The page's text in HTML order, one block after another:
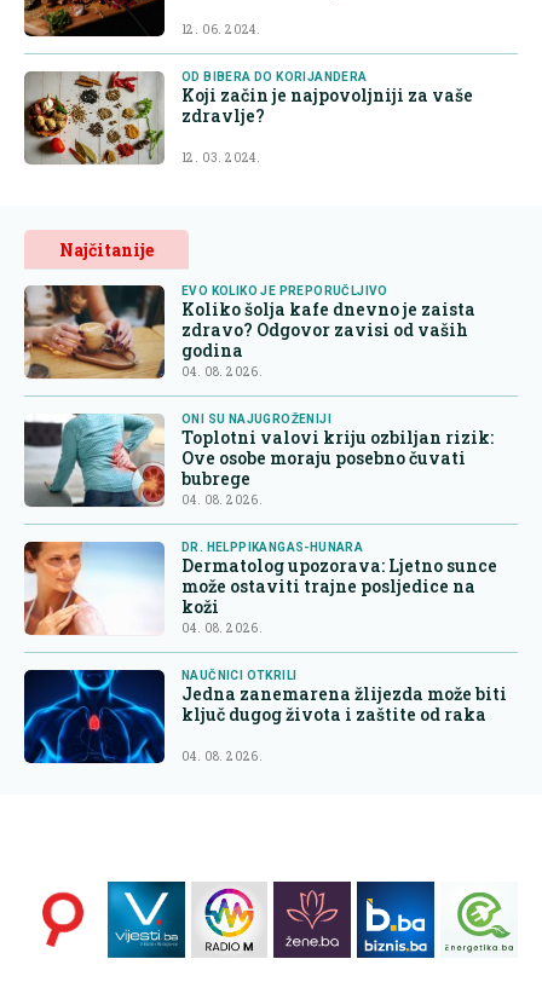
12. 06. 2024.
OD BIBERA DO KORIJANDERA
Koji začin je najpovoljniji za vaše
zdravlje?
12. 03. 2024.
Najčitanije
EVO KOLIKO JE PREPORUČLJIVO
Koliko šolja kafe dnevno je zaista
zdravo? Odgovor zavisi od vaših
godina
04. 08. 2026.
ONI SU NAJUGROŽENIJI
Toplotni valovi kriju ozbiljan rizik:
Ove osobe moraju posebno čuvati
bubrege
04. 08. 2026.
DR. HELPPIKANGAS-HUNARA
Dermatolog upozorava: Ljetno sunce
može ostaviti trajne posljedice na
koži
04. 08. 2026.
NAUČNICI OTKRILI
Jedna zanemarena žlijezda može biti
ključ dugog života i zaštite od raka
04. 08. 2026.